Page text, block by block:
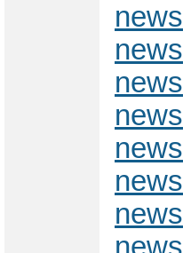
news
news
news
news
news
news
news
news